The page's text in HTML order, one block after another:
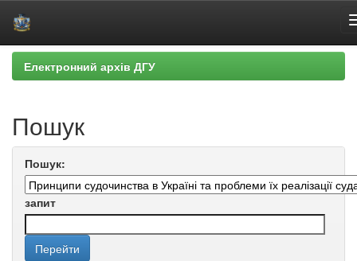
Skip
navigation
Електронний архів ДГУ
Пошук
Пошук:
запит